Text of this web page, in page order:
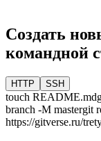
Создать
командной
HTTP SSH
touch README.md
branch -M mastergit
https://gitverse.ru/